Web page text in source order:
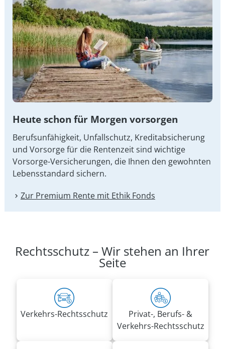
Heute schon für Morgen vorsorgen
Berufsunfähigkeit, Unfallschutz, Kreditabsicherung
und Vorsorge für die Rentenzeit sind wichtige
Vorsorge-Versicherungen, die Ihnen den gewohnten
Lebensstandard sichern.
Zur Premium Rente mit Ethik Fonds
Rechtsschutz – Wir stehen an Ihrer
Seite
Verkehrs-Rechtsschutz
Privat-, Berufs- &
Verkehrs-Rechtsschutz